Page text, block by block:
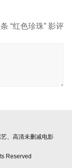
条 “红色珍珠” 影评
、高清未删减电影
Reserved